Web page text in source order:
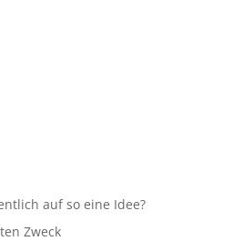
auf so eine Idee?
Zweck